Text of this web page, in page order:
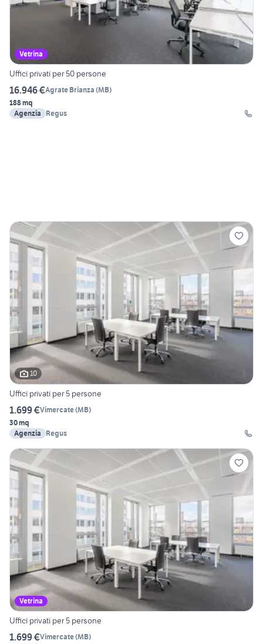
Vetrina
Uffici privati per 50 persone
16.946 €Agrate Brianza (MB)
188 mq
Agenzia
Regus
10
Uffici privati per 5 persone
1.699 €Vimercate(MB)
30 mq
Agenzia
Regus
Vetrina
Uffici privati per 5 persone
1.699 €Vimercate(MB)